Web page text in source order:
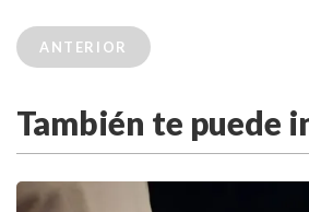
ANTERIOR
También te puede